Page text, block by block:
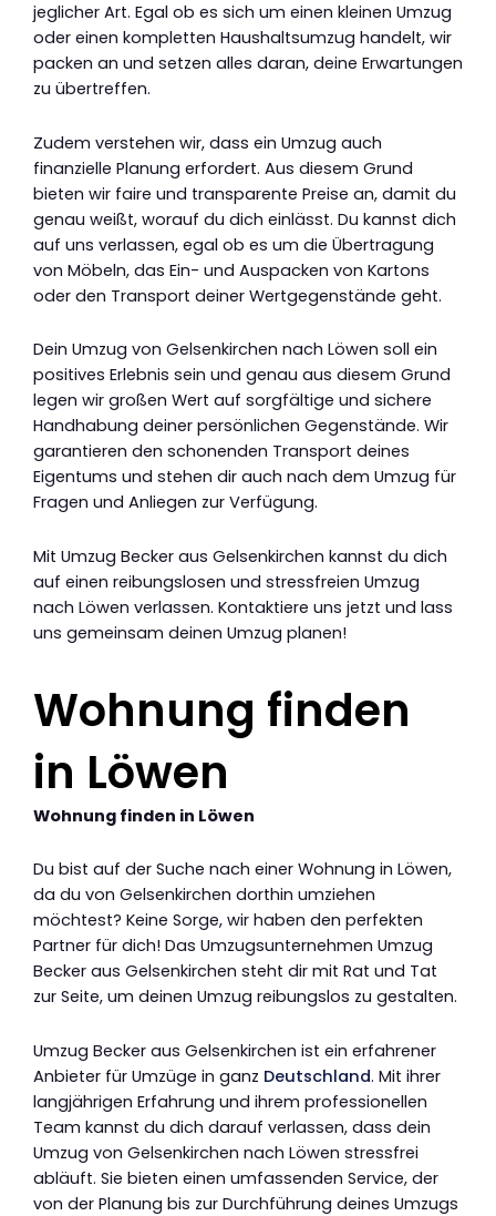
jeglicher Art. Egal ob es sich um einen kleinen Umzug
oder einen kompletten Haushaltsumzug handelt, wir
packen an und setzen alles daran, deine Erwartungen
zu übertreffen.
Zudem verstehen wir, dass ein Umzug auch
finanzielle Planung erfordert. Aus diesem Grund
bieten wir faire und transparente Preise an, damit du
genau weißt, worauf du dich einlässt. Du kannst dich
auf uns verlassen, egal ob es um die Übertragung
von Möbeln, das Ein- und Auspacken von Kartons
oder den Transport deiner Wertgegenstände geht.
Dein Umzug von Gelsenkirchen nach Löwen soll ein
positives Erlebnis sein und genau aus diesem Grund
legen wir großen Wert auf sorgfältige und sichere
Handhabung deiner persönlichen Gegenstände. Wir
garantieren den schonenden Transport deines
Eigentums und stehen dir auch nach dem Umzug für
Fragen und Anliegen zur Verfügung.
Mit Umzug Becker aus Gelsenkirchen kannst du dich
auf einen reibungslosen und stressfreien Umzug
nach Löwen verlassen. Kontaktiere uns jetzt und lass
uns gemeinsam deinen Umzug planen!
Wohnung finden
in Löwen
Wohnung finden in Löwen
Du bist auf der Suche nach einer Wohnung in Löwen,
da du von Gelsenkirchen dorthin umziehen
möchtest? Keine Sorge, wir haben den perfekten
Partner für dich! Das Umzugsunternehmen Umzug
Becker aus Gelsenkirchen steht dir mit Rat und Tat
zur Seite, um deinen Umzug reibungslos zu gestalten.
Umzug Becker aus Gelsenkirchen ist ein erfahrener
Anbieter für Umzüge in ganz Deutschland. Mit ihrer
langjährigen Erfahrung und ihrem professionellen
Team kannst du dich darauf verlassen, dass dein
Umzug von Gelsenkirchen nach Löwen stressfrei
abläuft. Sie bieten einen umfassenden Service, der
von der Planung bis zur Durchführung deines Umzugs